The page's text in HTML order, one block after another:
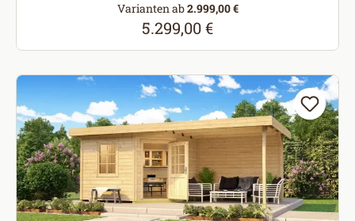
Varianten ab2.999,00 €
Regulärer Preis:
5.299,00 €